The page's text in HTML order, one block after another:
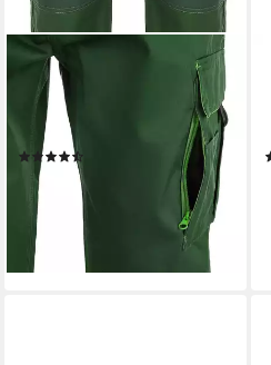
TMG INTERNATIONAL
Arbeitslatzhose Latzhose
Arbeitshose Cargohose
Finesse
39,90 € UVP
-43%
lieferbar - in 3-4 Werktagen bei dir